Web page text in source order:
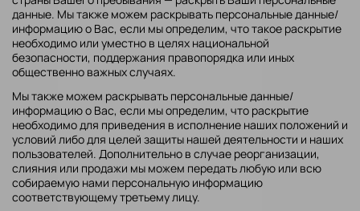
данные. Мы также можем раскрывать персональные данные/
информацию о Вас, если мы определим, что такое раскрытие
необходимо или уместно в целях национальной
безопасности, поддержания правопорядка или иных
общественно важных случаях.
Мы также можем раскрывать персональные данные/
информацию о Вас, если мы определим, что раскрытие
необходимо для приведения в исполнение наших положений и
условий либо для целей защиты нашей деятельности и наших
пользователей. Дополнительно в случае реорганизации,
слияния или продажи мы можем передать любую или всю
собираемую нами персональную информацию
соответствующему третьему лицу.